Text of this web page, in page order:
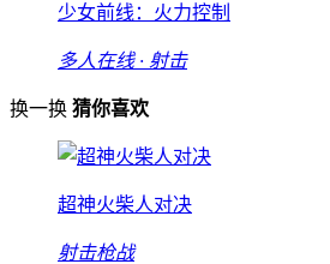
少女前线：火力控制
多人在线 · 射击
换一换 猜你喜欢
超神火柴人对决
射击枪战